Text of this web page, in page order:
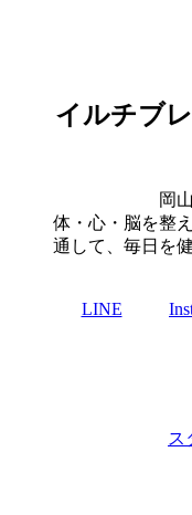
イルチブ
岡
体・心・脳を整
通して、毎日を
LINE
ス